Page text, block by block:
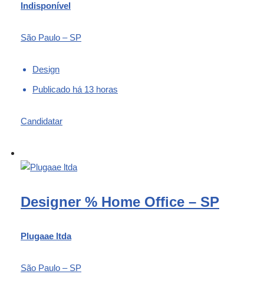
Indisponível
São Paulo – SP
Design
Publicado há 13 horas
Candidatar
Designer % Home Office – SP
Plugaae ltda
São Paulo – SP